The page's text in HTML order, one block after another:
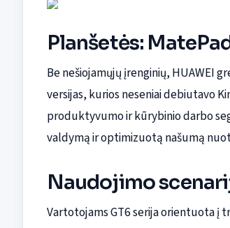
Planšetės:
Be nešiojamųjų įrenginių, HUAWEI
versijas, kurios neseniai debiutavo
produktyvumo ir kūrybinio darbo
valdymą ir optimizuotą našumą
Naudojimo
Vartotojams GT6 serija orientuota į